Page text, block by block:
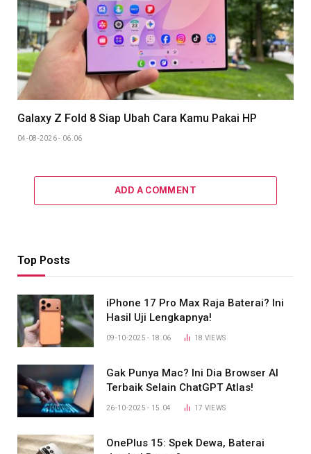
Galaxy Z Fold 8 Siap Ubah Cara Kamu Pakai HP
04-08-2026 - 06.06
ADD A COMMENT
Top Posts
iPhone 17 Pro Max Raja Baterai? Ini
Hasil Uji Lengkapnya!
09-10-2025 - 18.06 18 VIEWS
Gak Punya Mac? Ini Dia Browser AI
Terbaik Selain ChatGPT Atlas!
26-10-2025 - 15.04 17 VIEWS
OnePlus 15: Spek Dewa, Baterai